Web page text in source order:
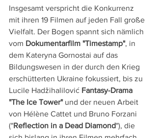
Insgesamt verspricht die Konkurrenz
mit ihren 19 Filmen auf jeden Fall große
Vielfalt. Der Bogen spannt sich nämlich
vom Dokumentarfilm "Timestamp", in
dem Kateryna Gornostai auf das
Bildungswesen in der durch den Krieg
erschütterten Ukraine fokussiert, bis zu
Lucile Hadžihalilović Fantasy-Drama
"The Ice Tower" und der neuen Arbeit
von Hélène Cattet und Bruno Forzani
("Reflection in a Dead Diamond"), die